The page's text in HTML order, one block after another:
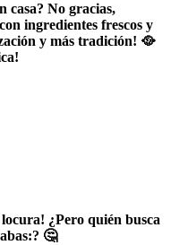
casa? No gracias,
ingredientes frescos y
y más tradición! 🥘
¿Pero quién busca
🤔